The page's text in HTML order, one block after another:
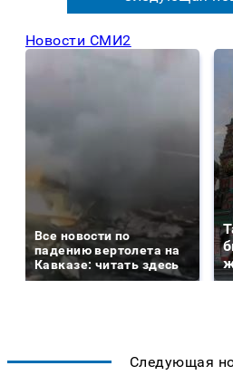
Новости СМИ2
Все новости по
падению вертолета на
Кавказе: читать здесь
Следующая